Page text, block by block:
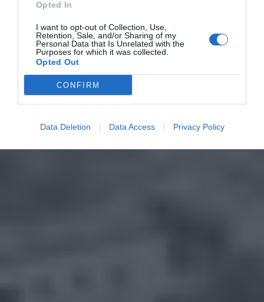
Opted In
I want to opt-out of Collection, Use,
Retention, Sale, and/or Sharing of my
Personal Data that Is Unrelated with the
Purposes for which it was collected.
Opted Out
CONFIRM
Data Deletion Data Access Privacy Policy